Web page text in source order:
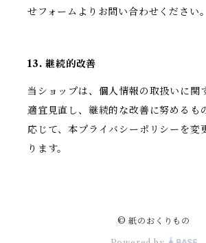
せフォームよりお問い合わせください。
13. 継続的改善
当ショップは、個人情報の取扱いに関
適宜見直し、継続的な改善に努めるも
応じて、本プライバシーポリシーを変
ります。
© 紙のおくりもの